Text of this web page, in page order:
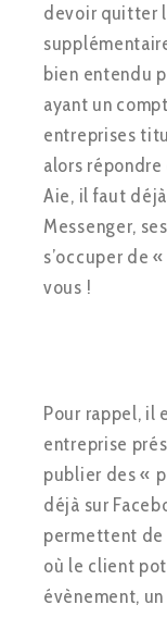
devoir quitter
bien entendu
ayant un
entreprises
alors
Aie, il faut
Messenger,
s’occuper de
vous !
Pour rappel, il
entreprise
publier des «
déjà sur
permettent de
où le client
évènement,